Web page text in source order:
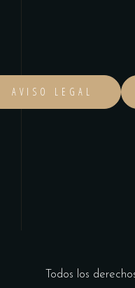
AVISO LEGAL
Todos los